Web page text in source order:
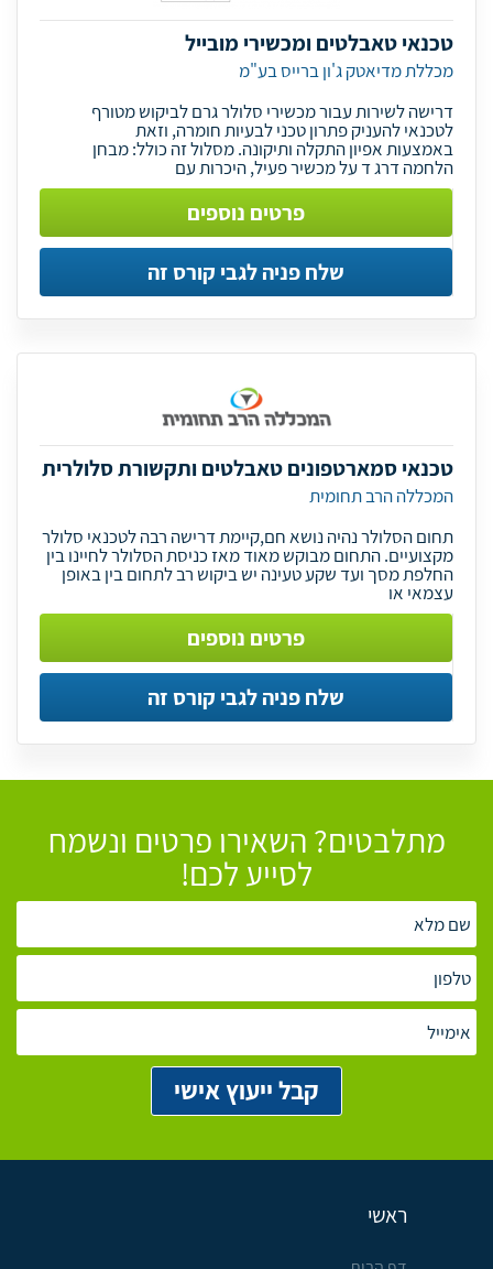
טכנאי טאבלטים ומכשירי מובייל
מכללת מדיאטק ג'ון ברייס בע"מ
דרישה לשירות עבור מכשירי סלולר גרם לביקוש מטורף
לטכנאי להעניק פתרון טכני לבעיות חומרה, וזאת
באמצעות אפיון התקלה ותיקונה. מסלול זה כולל: מבחן
הלחמה דרג ד על מכשיר פעיל, היכרות עם
פרטים נוספים
שלח פניה לגבי קורס זה
טכנאי סמארטפונים טאבלטים ותקשורת סלולרית
המכללה הרב תחומית
תחום הסלולר נהיה נושא חם,קיימת דרישה רבה לטכנאי סלולר
מקצועיים. התחום מבוקש מאוד מאז כניסת הסלולר לחיינו בין
החלפת מסך ועד שקע טעינה יש ביקוש רב לתחום בין באופן
עצמאי או
פרטים נוספים
שלח פניה לגבי קורס זה
מתלבטים? השאירו פרטים ונשמח
לסייע לכם!
ראשי